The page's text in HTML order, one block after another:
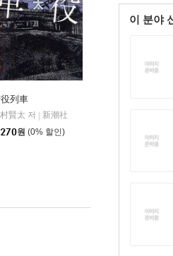
이 분야
列車
賢太 저
新潮社
원 (0% 할인)